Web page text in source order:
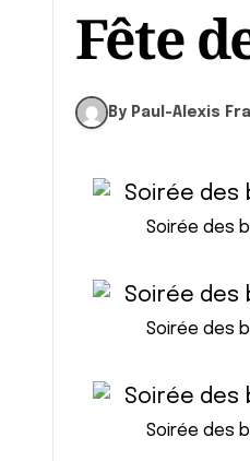
Fête
By Paul-Alexis
Soirée des
Soirée des
Soirée des